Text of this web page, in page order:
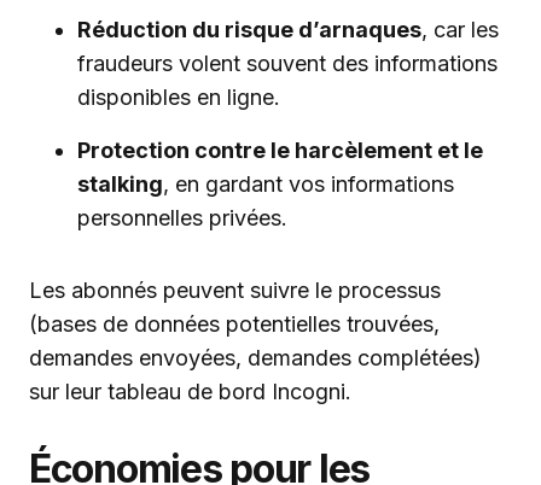
Réduction du risque d’arnaques, car les
fraudeurs volent souvent des informations
disponibles en ligne.
Protection contre le harcèlement et le
stalking, en gardant vos informations
personnelles privées.
Les abonnés peuvent suivre le processus
(bases de données potentielles trouvées,
demandes envoyées, demandes complétées)
sur leur tableau de bord Incogni.
Économies pour les